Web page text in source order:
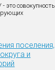
совокупность
поселения,
и